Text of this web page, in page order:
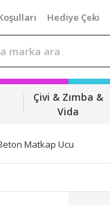
Hediye Çeki
Çivi & Zımba &
Vida
Matkap Ucu